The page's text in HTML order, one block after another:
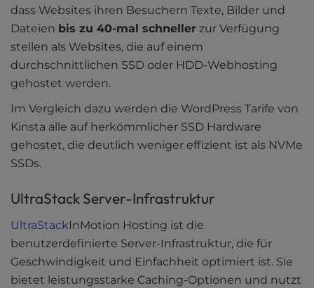
dass Websites ihren Besuchern Texte, Bilder und
Dateien bis zu 40-mal schneller zur Verfügung
stellen als Websites, die auf einem
durchschnittlichen SSD oder HDD-Webhosting
gehostet werden.
Im Vergleich dazu werden die WordPress Tarife von
Kinsta alle auf herkömmlicher SSD Hardware
gehostet, die deutlich weniger effizient ist als NVMe
SSDs.
UltraStack Server-Infrastruktur
UltraStackInMotion Hosting ist die
benutzerdefinierte Server-Infrastruktur, die für
Geschwindigkeit und Einfachheit optimiert ist. Sie
bietet leistungsstarke Caching-Optionen und nutzt